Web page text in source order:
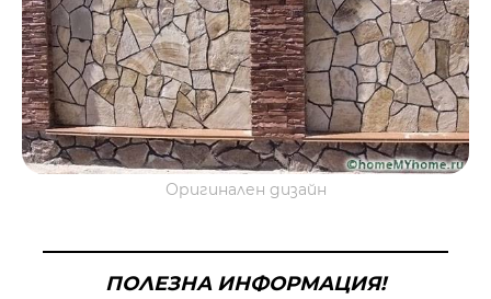
Оригинален дизайн
ПОЛЕЗНА ИНФОРМАЦИЯ!